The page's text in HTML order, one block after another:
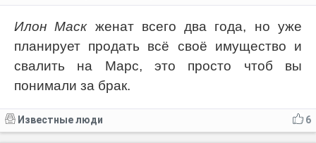
Илон Маскженат всего два года, но уже
планирует продать всё своё имущество и
свалить на Марс, это просто чтоб вы
понимали за брак.
6
Известные люди